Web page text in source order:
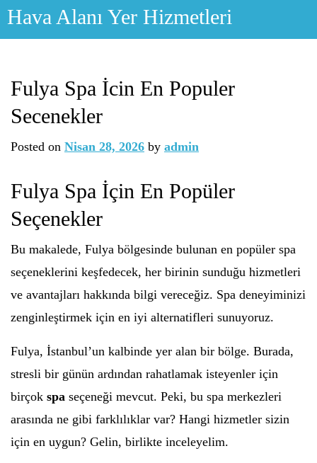
Skip
Hava Alanı Yer Hizmetleri
Fulya Spa İcin En Populer
Secenekler
Posted on Nisan 28, 2026 by admin
Fulya Spa İçin En Popüler
Seçenekler
Bu makalede, Fulya bölgesinde bulunan en popüler spa
seçeneklerini keşfedecek, her birinin sunduğu hizmetleri
ve avantajları hakkında bilgi vereceğiz. Spa deneyiminizi
zenginleştirmek için en iyi alternatifleri sunuyoruz.
Fulya, İstanbul’un kalbinde yer alan bir bölge. Burada,
stresli bir günün ardından rahatlamak isteyenler için
birçok spa seçeneği mevcut. Peki, bu spa merkezleri
arasında ne gibi farklılıklar var? Hangi hizmetler sizin
için en uygun? Gelin, birlikte inceleyelim.